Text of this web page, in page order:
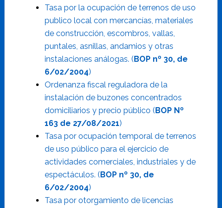
Tasa por la ocupación de terrenos de uso
publico local con mercancías, materiales
de construcción, escombros, vallas,
puntales, asnillas, andamios y otras
instalaciones análogas. (BOP nº 30, de
6/02/2004)
Ordenanza fiscal reguladora de la
instalación de buzones concentrados
domiciliarios y precio público (BOP Nº
163 de 27/08/2021)
Tasa por ocupación temporal de terrenos
de uso público para el ejercicio de
actividades comerciales, industriales y de
espectáculos. (BOP nº 30, de
6/02/2004)
Tasa por otorgamiento de licencias